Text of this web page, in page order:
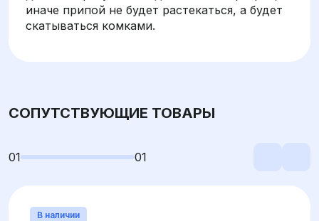
иначе припой не будет растекаться, а будет
скатываться комками.
СОПУТСТВУЮЩИЕ ТОВАРЫ
01 01
В наличии